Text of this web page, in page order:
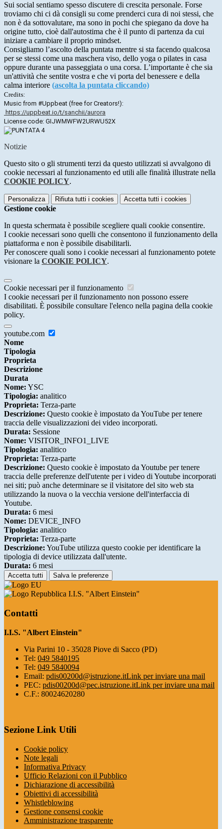
Sui social sentiamo spesso discutere di crescita personale. Forse
troviamo chi ci dà consigli su come prenderci cura di noi stessi, che
non è da sottovalutare, ma sono in pochi che spiegano da dove ha
origine tutto, cioè dall'autostima che è il punto di partenza da cui
iniziare a cambiare il proprio mindset.
Consigliamo l’ascolto della puntata mentre si sta facendo qualcosa
per se stessi come una maschera viso, dello yoga o pilates in casa
oppure durante una passeggiata o una corsa. L’importante è che sia
un'attività che sentite vostra e che vi porta del benessere e della
calma interiore (ascolta la puntata cliccando)
Credits:
Music from #Uppbeat (free for Creators!):
https://uppbeat.io/t/sanchii/aurora
License code: GIJWMWFW2URWU52X
Notizie
Questo sito o gli strumenti terzi da questo utilizzati si avvalgono di
cookie necessari al funzionamento ed utili alle finalità illustrate nella
COOKIE POLICY.
Personalizza Rifiuta tutti i cookies Accetta tutti i cookies
Gestione cookie
In questa schermata è possibile scegliere quali cookie consentire.
I cookie necessari sono quelli che consentono il funzionamento della
piattaforma e non è possibile disabilitarli.
Per conoscere quali sono i cookie necessari al funzionamento potete
visionare la COOKIE POLICY.
Cookie necessari per il funzionamento
I cookie necessari per il funzionamento non possono essere
disabilitati. È possibile consultare l'elenco nella pagina della cookie
policy.
youtube.com
Nome
Tipologia
Proprieta
Descrizione
Durata
Nome: YSC
Tipologia: analitico
Proprieta: Terza-parte
Descrizione: Questo cookie è impostato da YouTube per tenere
traccia delle visualizzazioni dei video incorporati.
Durata: Sessione
Nome: VISITOR_INFO1_LIVE
Tipologia: analitico
Proprieta: Terza-parte
Descrizione: Questo cookie è impostato da Youtube per tenere
traccia delle preferenze dell'utente per i video di Youtube incorporati
nei siti; può anche determinare se il visitatore del sito web sta
utilizzando la nuova o la vecchia versione dell'interfaccia di
Youtube.
Durata: 6 mesi
Nome: DEVICE_INFO
Tipologia: analitico
Proprieta: Terza-parte
Descrizione: YouTube utilizza questo cookie per identificare la
tipologia di device utilizzata dall'utente.
Durata: 6 mesi
Accetta tutti Salva le preferenze
I.I.S. "Albert Einstein"
Contatti
I.I.S. "Albert Einstein"
Via Parini 10 - 35028 Piove di Sacco (PD)
Tel: 049 5840195
Tel: 049 5840094
Email: pdis00200d@istruzione.itLink per inviare una mail
PEC: pdis00200d@pec.istruzione.itLink per inviare una mail
C.F.: 80024620280
Sezione Link Utili
Cookie policy
Note legali
Informativa Privacy
Ufficio Relazioni con il Pubblico
Dichiarazione di accessibilità
Obiettivi di accessibilità
Whistleblowing
Gestione consensi cookie
Amministrazione trasparente